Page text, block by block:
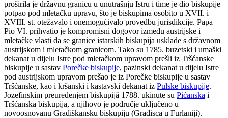
proširila je državnu granicu u unutrašnju Istru i time je dio biskupije
potpao pod mletačku upravu, što je biskupima osobito u XVII. i
XVIII. st. otežavalo i onemogućivalo provedbu jurisdikcije. Papa
Pio VI. prihvatio je kompromisni dogovor između austrijske i
mletačke vlasti da se granice istarskih biskupija usklade s državnom
austrijskom i mletačkom granicom. Tako su 1785. buzetski i umaški
dekanat u dijelu Istre pod mletačkom upravom prešli iz Tršćanske
biskupije u sastav Porečke biskupije, pazinski dekanat u dijelu Istre
pod austrijskom upravom prešao je iz Porečke biskupije u sastav
Tršćanske, kao i kršanski i kastavski dekanat iz Pulske biskupije.
Jozefinskim preuređenjem biskupijâ 1788. ukinute su Pićanska i
Tršćanska biskupija, a njihovo je područje uključeno u
novoosnovanu Gradiškansku biskupiju (Gradisca u Furlaniji).